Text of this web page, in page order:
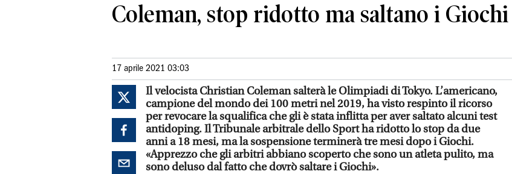
Coleman, stop ridotto ma saltano i Giochi
17 aprile 2021 03:03
Il velocista Christian Coleman salterà le Olimpiadi di Tokyo. L’americano,
campione del mondo dei 100 metri nel 2019, ha visto respinto il ricorso
per revocare la squalifica che gli è stata inflitta per aver saltato alcuni test
antidoping. Il Tribunale arbitrale dello Sport ha ridotto lo stop da due
anni a 18 mesi, ma la sospensione terminerà tre mesi dopo i Giochi.
«Apprezzo che gli arbitri abbiano scoperto che sono un atleta pulito, ma
sono deluso dal fatto che dovrò saltare i Giochi».